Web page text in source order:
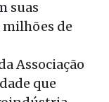
suas
milhões de
Associação
que